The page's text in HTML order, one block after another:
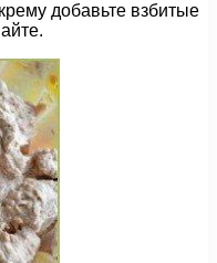
добавьте взбитые